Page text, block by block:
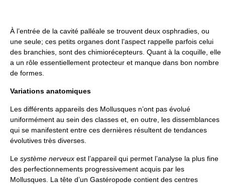
À l’entrée de la cavité palléale se trouvent deux osphradies, ou
une seule; ces petits organes dont l’aspect rappelle parfois celui
des branchies, sont des chimiorécepteurs. Quant à la coquille, elle
a un rôle essentiellement protecteur et manque dans bon nombre
de formes.
Variations anatomiques
Les différents appareils des Mollusques n’ont pas évolué
uniformément au sein des classes et, en outre, les dissemblances
qui se manifestent entre ces dernières résultent de tendances
évolutives très diverses.
Le système nerveux est l’appareil qui permet l’analyse la plus fine
des perfectionnements progressivement acquis par les
Mollusques. La tête d’un Gastéropode contient des centres